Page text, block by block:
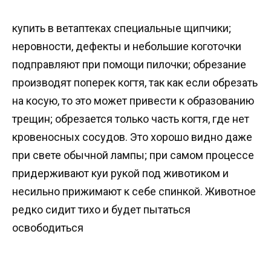
купить в ветаптеках специальные щипчики;
неровности, дефекты и небольшие коготочки
подправляют при помощи пилочки; обрезание
производят поперек когтя, так как если обрезать
на косую, то это может привести к образованию
трещин; обрезается только часть когтя, где нет
кровеносных сосудов. Это хорошо видно даже
при свете обычной лампы; при самом процессе
придерживают куи рукой под животиком и
несильно прижимают к себе спинкой. Животное
редко сидит тихо и будет пытаться
освободиться